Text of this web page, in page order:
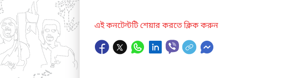
এই কনটেন্টটি শেয়ার করতে ক্লিক করুন